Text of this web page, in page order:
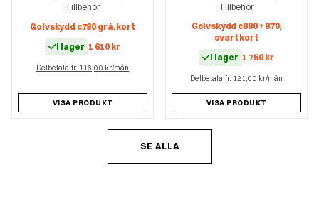
Tillbehör
Golvskydd c780 grå, kort
I lager 1 610 kr
Delbetala fr. 116,00 kr/mån
VISA PRODUKT
Tillbehör
Golvskydd c880 + 870,
svart kort
I lager 1 750 kr
Delbetala fr. 121,00 kr/mån
VISA PRODUKT
SE ALLA